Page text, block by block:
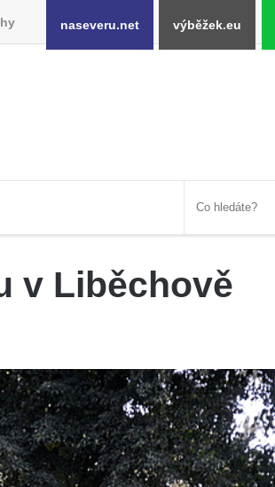
naseveru.net výběžek.eu
v Liběchově